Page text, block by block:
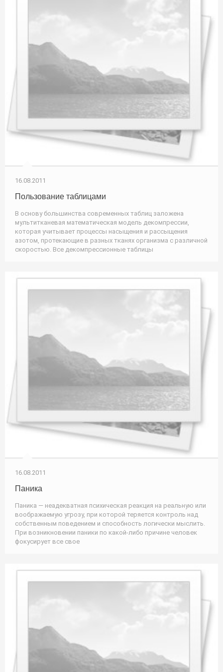
16.08.2011
Пользование таблицами
В основу большинства современных таблиц заложена
мультитканевая математическая модель декомпрессии,
которая учитывает процессы насыщения и рассыщения
азотом, протекающие в разных тканях организма с различной
скоростью. Все декомпрессионные таблицы
16.08.2011
Паника
Паника — неадекватная психическая реакция на реальную или
воображаемую угрозу, при которой теряется контроль над
собственным поведением и способность логически мыслить.
При возникновении паники по какой-либо причине человек
фокусирует все свое